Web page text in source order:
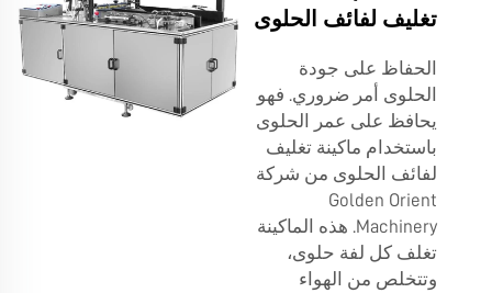
تغليف لفائف الحلوى
الحفاظ على جودة
الحلوى أمر ضروري. فهو
يحافظ على عمر الحلوى
باستخدام ماكينة تغليف
لفائف الحلوى من شركة
Golden Orient
Machinery. هذه الماكينة
تغلف كل لفة حلوى،
وتتخلص من الهواء